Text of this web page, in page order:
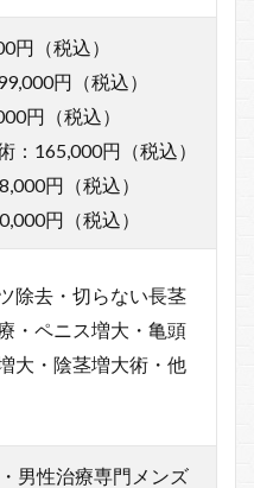
円（税込）
円（税込）
円（税込）
：165,000円（税込）
円（税込）
円（税込）
除去・切らない長茎
・ペニス増大・亀頭
大・陰茎増大術・他
男性治療専門メンズ